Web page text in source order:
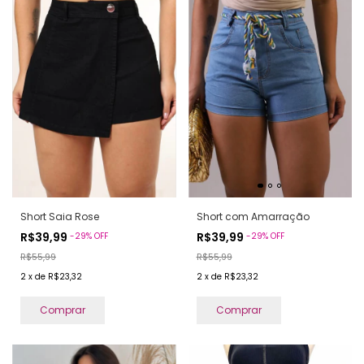
Short Saia Rose
R$39,99 -29% OFF
R$55,99
2 x de R$23,32
Comprar
Short com Amarração
R$39,99 -29% OFF
R$55,99
2 x de R$23,32
Comprar